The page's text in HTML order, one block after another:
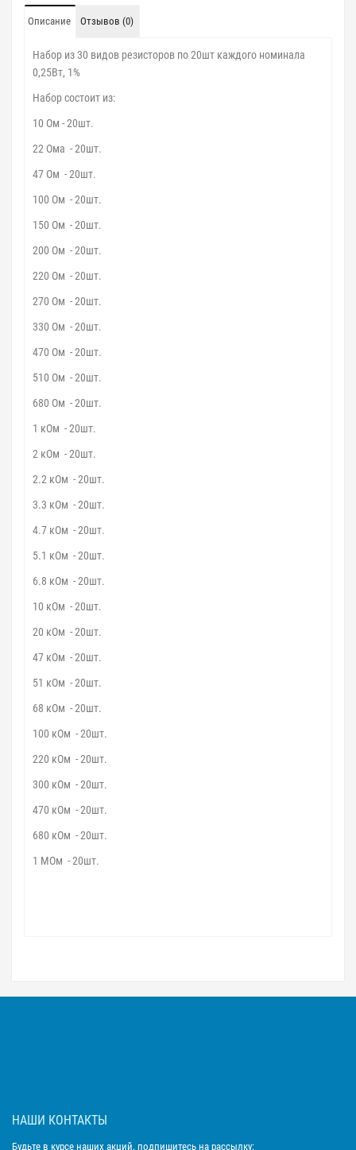
Описание Отзывов (0)
Набор из 30 видов резисторов по 20шт каждого номинала
0,25Вт, 1%
Набор состоит из:
10 Ом - 20шт.
22 Ома - 20шт.
47 Ом - 20шт.
100 Ом - 20шт.
150 Ом - 20шт.
200 Ом - 20шт.
220 Ом - 20шт.
270 Ом - 20шт.
330 Ом - 20шт.
470 Ом - 20шт.
510 Ом - 20шт.
680 Ом - 20шт.
1 кОм - 20шт.
2 кОм - 20шт.
2.2 кОм - 20шт.
3.3 кОм - 20шт.
4.7 кОм - 20шт.
5.1 кОм - 20шт.
6.8 кОм - 20шт.
10 кОм - 20шт.
20 кОм - 20шт.
47 кОм - 20шт.
51 кОм - 20шт.
68 кОм - 20шт.
100 кОм - 20шт.
220 кОм - 20шт.
300 кОм - 20шт.
470 кОм - 20шт.
680 кОм - 20шт.
1 МОм - 20шт.
НАШИ КОНТАКТЫ
Будьте в курсе наших акций, подпишитесь на рассылку: